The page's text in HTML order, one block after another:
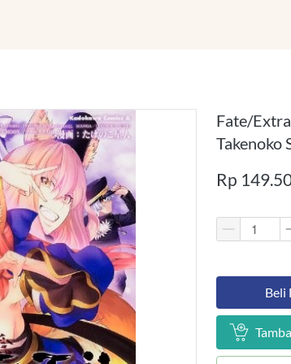
Fate/
Takenoko
Rp
`Beli
`